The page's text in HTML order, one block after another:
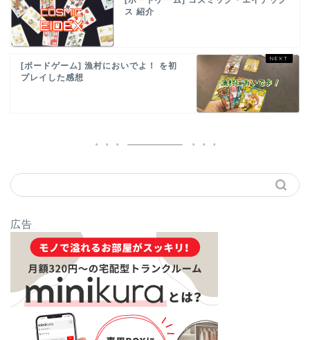
ス 紹介
[ボードゲーム] 漁村においでよ！ を初
プレイした感想
広告